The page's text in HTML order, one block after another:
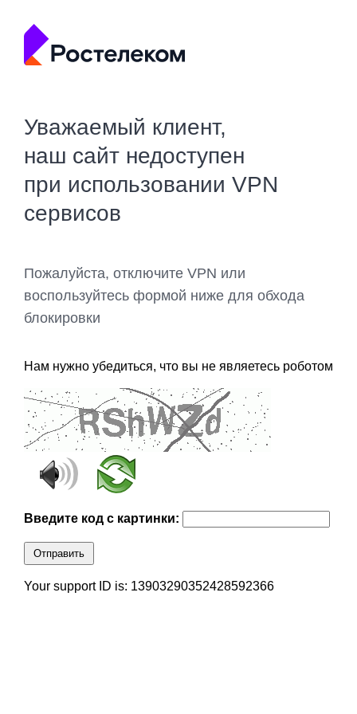
Уважаемый клиент,
наш сайт недоступен
при использовании VPN
сервисов
Пожалуйста, отключите VPN или
воспользуйтесь формой ниже для обхода
блокировки
Нам нужно убедиться, что вы не являетесь роботом
Введите код с картинки:
Отправить
Your support ID is: 13903290352428592366